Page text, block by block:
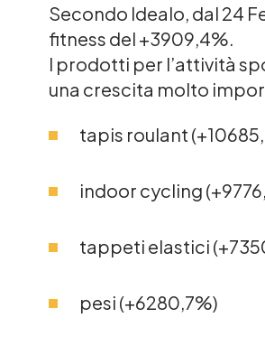
Secondo Idealo, dal 24
fitness del +3909,4%.
I prodotti per l’attività
una crescita molto
tapis roulant
indoor cycling
tappeti elastici
pesi (+6280,7%)